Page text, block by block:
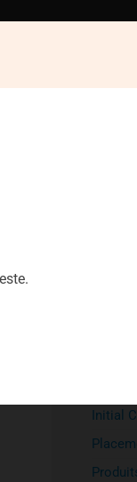
Initial